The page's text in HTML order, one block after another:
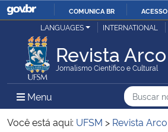
IR
O
COMUNICA BR
Ministério da Justiça e Segurança Pública
Ministério da Defesa
Ministério das Relações Exteriores
LANGUAGES INTERNATIONAL
Revista Arco
Jornalismo Científico e Cultural
Menu Menu Principal do Sítio
Busca
Busca:
Você está aqui: UFSM > Revista Arco